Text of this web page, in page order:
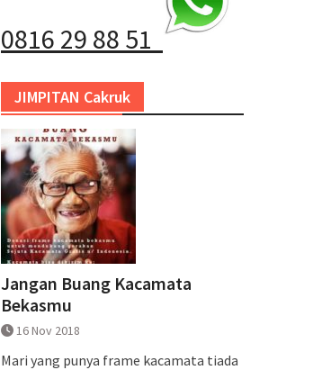
0816 29 88 51
JIMPITAN Cakruk
Jangan Buang Kacamata
Bekasmu
16 Nov 2018
Mari yang punya frame kacamata tiada